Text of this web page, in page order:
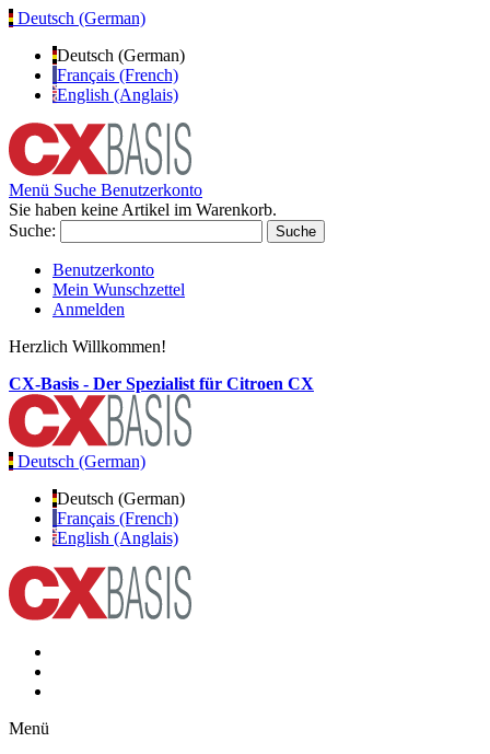
Deutsch (German)
Deutsch (German)
Français (French)
English (Anglais)
Menü Suche Benutzerkonto
Sie haben keine Artikel im Warenkorb.
Suche:
Suche
Benutzerkonto
Mein Wunschzettel
Anmelden
Herzlich Willkommen!
CX-Basis - Der Spezialist für Citroen CX
Deutsch (German)
Deutsch (German)
Français (French)
English (Anglais)
Menü